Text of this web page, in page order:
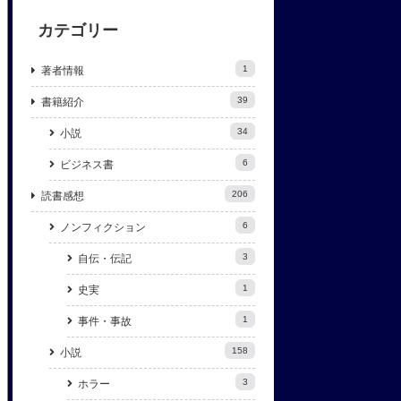
カテゴリー
著者情報 1
書籍紹介 39
小説 34
ビジネス書 6
読書感想 206
ノンフィクション 6
自伝・伝記 3
史実 1
事件・事故 1
小説 158
ホラー 3